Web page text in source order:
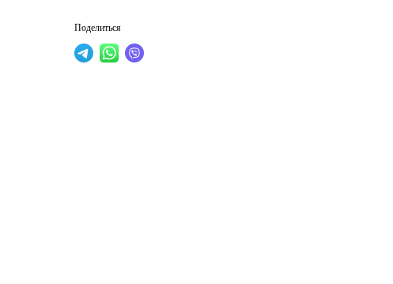
Поделиться